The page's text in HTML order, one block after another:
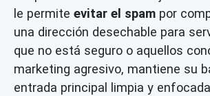
le permite evitar el spam por
una dirección desechable para
que no está seguro o aquellos
marketing agresivo, mantiene su
entrada principal limpia y